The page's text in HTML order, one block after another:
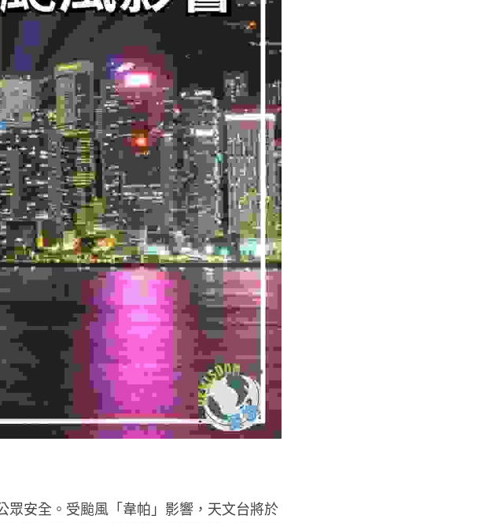
眾安全。受颱風「韋帕」影響，天文台將於